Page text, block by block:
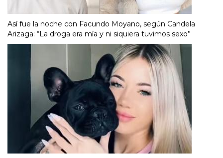
Así fue la noche con Facundo Moyano, según Candela
Arizaga: “La droga era mía y ni siquiera tuvimos sexo”